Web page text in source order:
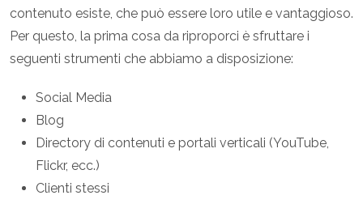
contenuto esiste, che può essere loro utile e vantaggioso.
Per questo, la prima cosa da riproporci è sfruttare i
seguenti strumenti che abbiamo a disposizione:
Social Media
Blog
Directory di contenuti e portali verticali (YouTube,
Flickr, ecc.)
Clienti stessi